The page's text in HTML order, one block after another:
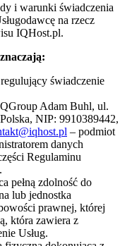
i warunki świadczenia
na rzecz
IQHost.pl.
świadczenie
Adam Buhl, ul.
NIP: 9910389442,
– podmiot
danych
Regulaminu
pełną zdolność do
lub jednostka
prawnej, której
która zawiera z
Usług.